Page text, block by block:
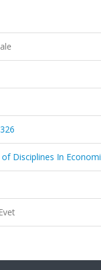
Disciplines In